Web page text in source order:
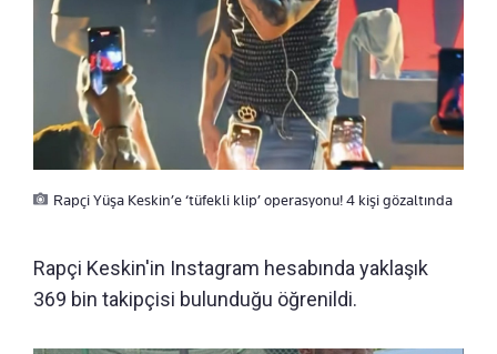
Rapçi Yüşa Keskin’e ‘tüfekli klip’ operasyonu! 4 kişi gözaltında
Rapçi Keskin'in Instagram hesabında yaklaşık
369 bin takipçisi bulunduğu öğrenildi.